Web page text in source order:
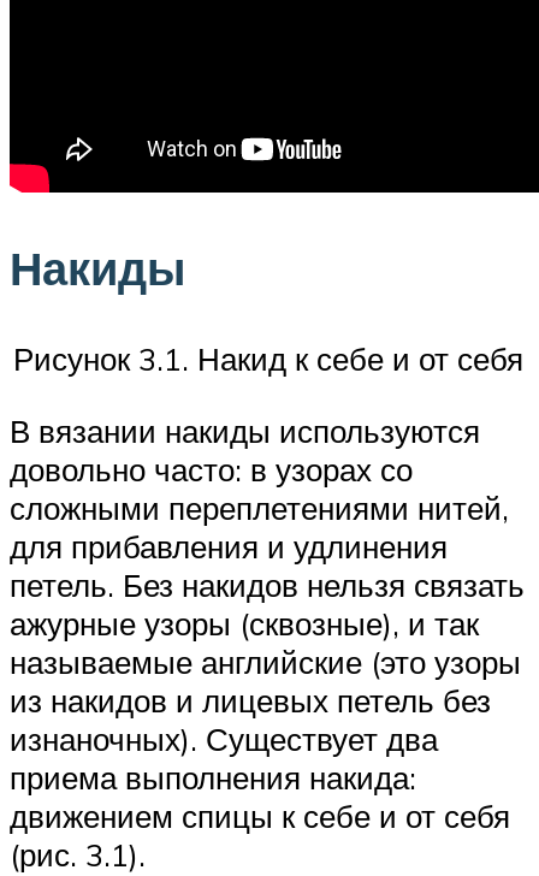
Накиды
Рисунок 3.1. Накид к себе и от себя
В вязании накиды используются
довольно часто: в узорах со
сложными переплетениями нитей,
для прибавления и удлинения
петель. Без накидов нельзя связать
ажурные узоры (сквозные), и так
называемые английские (это узоры
из накидов и лицевых петель без
изнаночных). Существует два
приема выполнения накида:
движением спицы к себе и от себя
(рис. 3.1).